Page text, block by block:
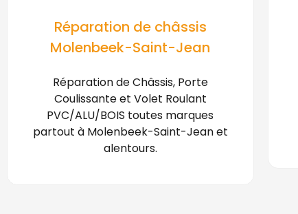
Réparation de châssis
Molenbeek-Saint-Jean
Réparation de Châssis, Porte
Coulissante et Volet Roulant
PVC/ALU/BOIS toutes marques
partout à Molenbeek-Saint-Jean et
alentours.